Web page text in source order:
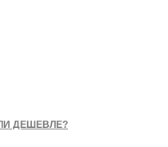
ДЕШЕВЛЕ?